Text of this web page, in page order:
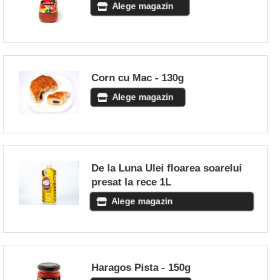
Alege magazin
Corn cu Mac - 130g
Alege magazin
De la Luna Ulei floarea soarelui
presat la rece 1L
Alege magazin
Haragos Pista - 150g